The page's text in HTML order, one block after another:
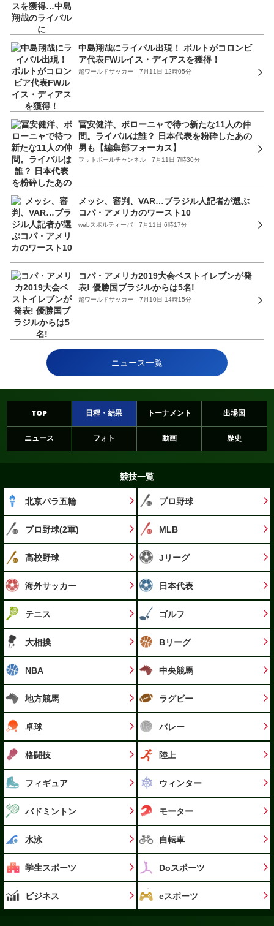
中島翔哉にライバル出現！ ポルトがコロンビ
ア代表FWルイス・ディアスを獲得！
超ワールドサッカー 7月11日 12時05分
冨安健洋、ボローニャで待つ新たな11人の仲
間。ライバルは誰？ 日本代表を粉砕したあの
男も【編集部フォーカス】
フットボールチャンネル 7月11日 7時30分
メッシ、審判、VAR…ブラジル人記者が選ぶ
コパ・アメリカのワースト10
webスポルティーバ 7月11日 6時17分
コパ・アメリカ2019大会ベストイレブンが発
表! 優勝国ブラジルからは5名!
超ワールドサッカー 7月10日 14時15分
ニュース一覧
TOP 日程・結果 トーナメント 出場国
ニュース フォト 動画 歴史
競技一覧
北京パラ五輪 プロ野球
プロ野球(2軍) MLB
高校野球 Jリーグ
海外サッカー 日本代表
テニス ゴルフ
大相撲 Bリーグ
NBA 中央競馬
地方競馬 ラグビー
卓球 バレー
格闘技 陸上
フィギュア ウィンター
バドミントン モーター
水泳 自転車
学生スポーツ Doスポーツ
ビジネス eスポーツ